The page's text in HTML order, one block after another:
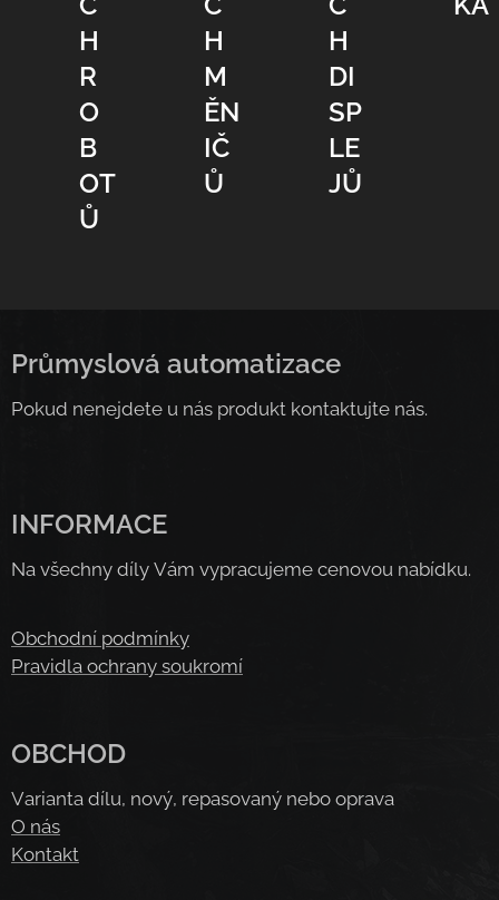
H
R
O
B
OT
Ů
H
M
ĚN
IČ
Ů
H
DI
SP
LE
JŮ
Průmyslová automatizace
Pokud nenejdete u nás produkt kontaktujte nás.
INFORMACE
Na všechny díly Vám vypracujeme cenovou nabídku.
Obchodní podmínky
Pravidla ochrany soukromí
OBCHOD
Varianta dílu, nový, repasovaný nebo oprava
O nás
Kontakt